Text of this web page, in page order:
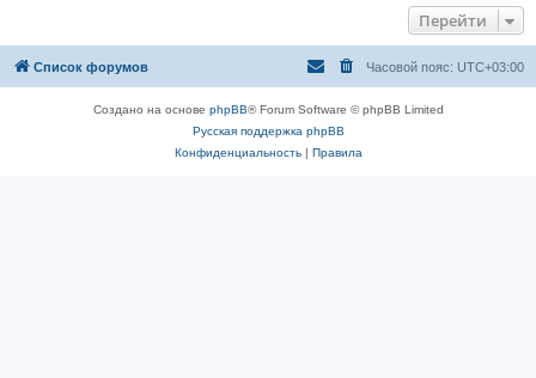
Перейти
Список форумов Часовой пояс: UTC+03:00
Создано на основе phpBB® Forum Software © phpBB Limited
Русская поддержка phpBB
Конфиденциальность| Правила